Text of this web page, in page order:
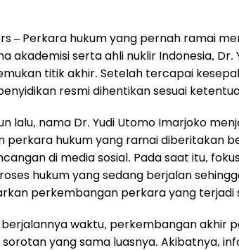
– Perkara hukum yang pernah ramai
akademisi serta ahli nuklir Indonesia, Dr.
titik akhir. Setelah tercapai
resmi dihentikan sesuai
lalu, nama Dr. Yudi Utomo Imarjoko
perkara hukum yang ramai diberitakan
di media sosial. Pada saat itu,
hukum yang sedang berjalan
perkembangan perkara yang terjadi
berjalannya waktu, perkembangan akhir
yang sama luasnya. Akibatnya,